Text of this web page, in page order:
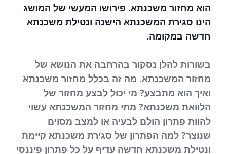
הוא מחזור משכנתא. פירושו המעשי של המושג
הינו סגירת המשכנתא הישנה ונטילת משכנתא
חדשה במקומה.
בשורות להלן נסקור בהרחבה את הנושא של
מחזור המשכנתא. מה זה בכלל מחזור משכנתא
ואיך הוא מתבצע? מי יכול לבצע מחזור של
הלוואת משכנתא? מתי מחזור המשכנתא עשוי
להוות פתרון הולם לבעיה או למצב מסוים
שנוצר? למה הפתרון של סגירת משכנתא קיימת
ונטילת משכנתא חדשה עדיף על כל פתרון פיננסי